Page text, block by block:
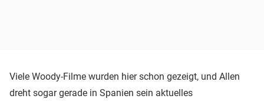
Viele Woody-Filme wurden hier schon gezeigt, und Allen
dreht sogar gerade in Spanien sein aktuelles